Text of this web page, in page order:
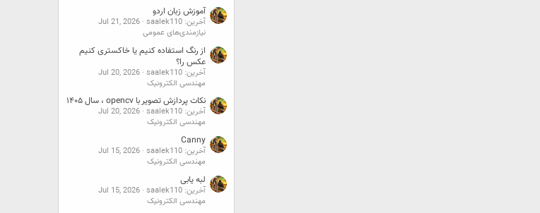
آموزش زبان اردو
آخرین: saalek110
Jul 21, 2026
نیازمندی‌های عمومی
از رنگ استفاده کنیم یا خاکستری کنیم
عکس را؟
آخرین: saalek110
Jul 20, 2026
مهندسی الکترونیک
نکات پردازش تصویر با opencv ، سال ۱۴۰۵
آخرین: saalek110
Jul 20, 2026
مهندسی الکترونیک
Canny
آخرین: saalek110
Jul 15, 2026
مهندسی الکترونیک
لبه یابی
آخرین: saalek110
Jul 15, 2026
مهندسی الکترونیک